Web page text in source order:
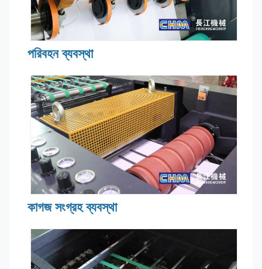
পরিবহন ব্যবস্থা
কাগজ সংগ্রহ ব্যবস্থা